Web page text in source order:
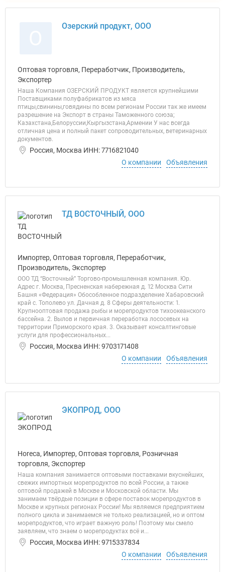
Озерский продукт, ООО
Оптовая торговля, Переработчик, Производитель,
Экспортер
Наша Компания ОЗЕРСКИЙ ПРОДУКТ является крупнейшими
Поставщиками полуфабрикатов из мяса
птицы,свинины,говядины по всем регионам России так же имеем
разрешение на Экспорт в страны Таможенного союза;
Казахстана,Белоруссии,Кыргызстана,Армении У нас всегда
отличная цена и полный пакет сопроводительных, ветеринарных
документов.
Россия, Москва ИНН: 7716821040
О компании
Объявления
ТД ВОСТОЧНЫЙ, ООО
Импортер, Оптовая торговля, Переработчик,
Производитель, Экспортер
ООО ТД “Восточный” Торгово-промышленная компания. Юр.
Адрес г. Москва, Пресненская набережная д. 12 Москва Сити
Башня «Федерация» Обособленное подразделение Хабаровский
край с. Тополево ул. Дачная д. 8 Сферы деятельности: 1.
Крупнооптовая продажа рыбы и морепродуктов тихоокеанского
бассейна. 2. Вылов и первичная переработка лососевых на
территории Приморского края. 3. Оказывает консалтинговые
услуги для профессиональных...
Россия, Москва ИНН: 9703171408
О компании
Объявления
ЭКОПРОД, ООО
Horeca, Импортер, Оптовая торговля, Розничная
торговля, Экспортер
Наша компания занимается оптовыми поставками вкуснейших,
свежих импортных морепродуктов по всей России, а также
оптовой продажей в Москве и Московской области. Мы
занимаем твёрдые позиции в сфере поставок морепродуктов в
Москве и крупных регионах России! Мы являемся предприятием
полного цикла и занимаемся не только реализацией, но и оптом
морепродуктов, что играет важную роль! Поэтому мы смело
заявляем, что знаем о морепродуктах всё и...
Россия, Москва ИНН: 9715337834
О компании
Объявления